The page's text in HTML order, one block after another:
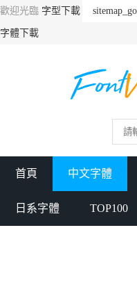
歡迎光臨 字型下載
字體下載
首頁 中文字體
日系字體 TOP100